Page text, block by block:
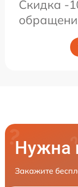
Скидка -
Нужна
Закажите